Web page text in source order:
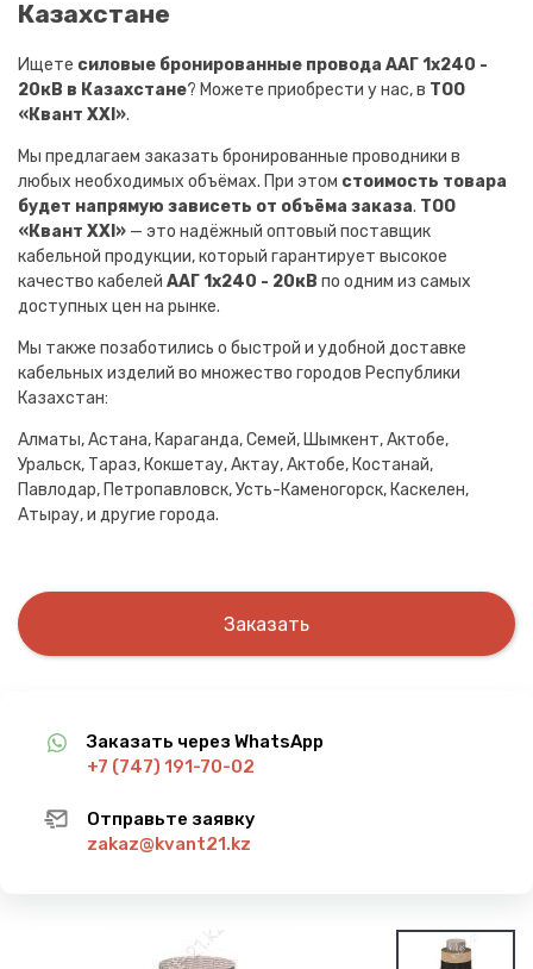
Казахстане
Ищете силовые бронированные провода ААГ 1х240 -
20кВ в Казахстане? Можете приобрести у нас, в ТОО
«Квант XXI».
Мы предлагаем заказать бронированные проводники в
любых необходимых объёмах. При этом стоимость товара
будет напрямую зависеть от объёма заказа. ТОО
«Квант XXI» — это надёжный оптовый поставщик
кабельной продукции, который гарантирует высокое
качество кабелей ААГ 1х240 - 20кВ по одним из самых
доступных цен на рынке.
Мы также позаботились о быстрой и удобной доставке
кабельных изделий во множество городов Республики
Казахстан:
Алматы, Астана, Караганда, Семей, Шымкент, Актобе,
Уральск, Тараз, Кокшетау, Актау, Актобе, Костанай,
Павлодар, Петропавловск, Усть-Каменогорск, Каскелен,
Атырау, и другие города.
Заказать
Заказать через WhatsApp
+7 (747) 191-70-02
Отправьте заявку
zakaz@kvant21.kz